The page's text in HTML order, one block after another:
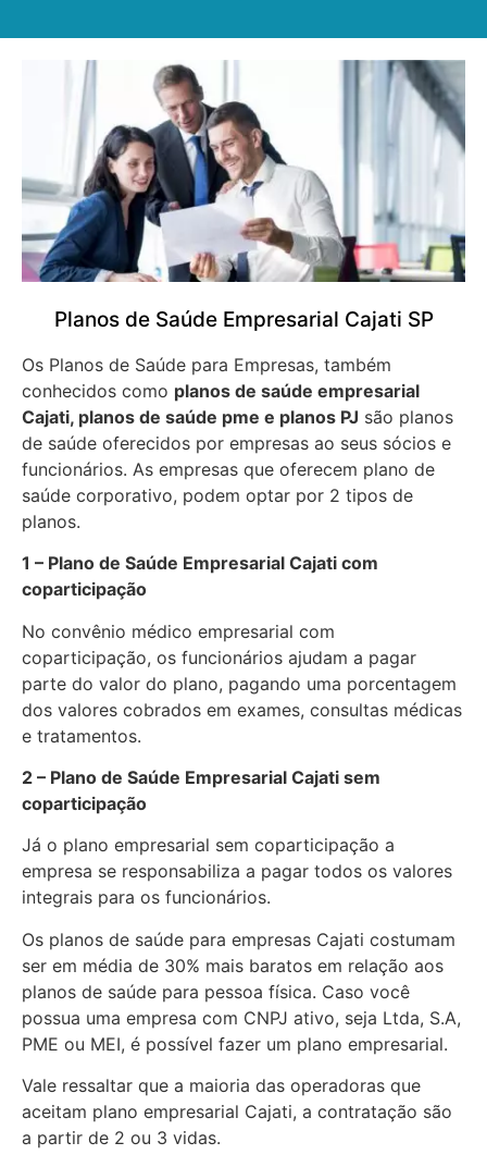
Planos de Saúde Empresarial Cajati SP
Os Planos de Saúde para Empresas, também
conhecidos como planos de saúde empresarial
Cajati, planos de saúde pme e planos PJ são planos
de saúde oferecidos por empresas ao seus sócios e
funcionários. As empresas que oferecem plano de
saúde corporativo, podem optar por 2 tipos de
planos.
1 – Plano de Saúde Empresarial Cajati com
coparticipação
No convênio médico empresarial com
coparticipação, os funcionários ajudam a pagar
parte do valor do plano, pagando uma porcentagem
dos valores cobrados em exames, consultas médicas
e tratamentos.
2 – Plano de Saúde Empresarial Cajati sem
coparticipação
Já o plano empresarial sem coparticipação a
empresa se responsabiliza a pagar todos os valores
integrais para os funcionários.
Os planos de saúde para empresas Cajati costumam
ser em média de 30% mais baratos em relação aos
planos de saúde para pessoa física. Caso você
possua uma empresa com CNPJ ativo, seja Ltda, S.A,
PME ou MEI, é possível fazer um plano empresarial.
Vale ressaltar que a maioria das operadoras que
aceitam plano empresarial Cajati, a contratação são
a partir de 2 ou 3 vidas.